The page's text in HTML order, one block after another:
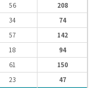
56
208
34
74
57
142
18
94
61
150
23
47